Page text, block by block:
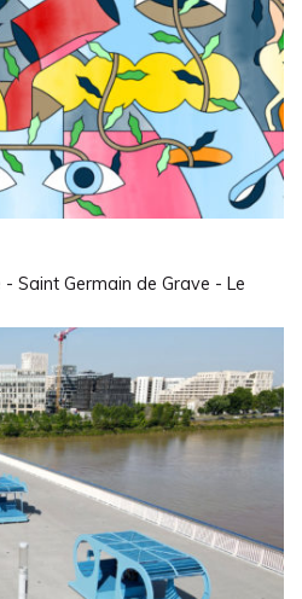
Saint Germain de Grave - Le